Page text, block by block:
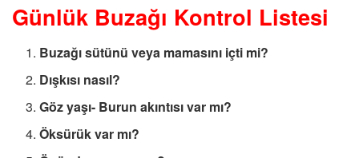
Günlük Buzağı Kontrol Listesi
Buzağı sütünü veya mamasını içti mi?
Dışkısı nasıl?
Göz yaşı- Burun akıntısı var mı?
Öksürük var mı?